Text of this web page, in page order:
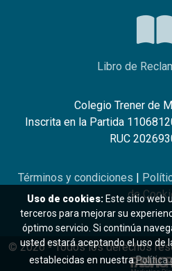
Libro de
Colegio Trener de
Inscrita en la Partida
RUC
Términos y condiciones |
de
© 2026 - Todos los derechos
Uso de cookies: Este sitio web
terceros para mejorar su
óptimo servicio. Si continúa
usted estará aceptando el uso de
establecidas en nuestraPolítica